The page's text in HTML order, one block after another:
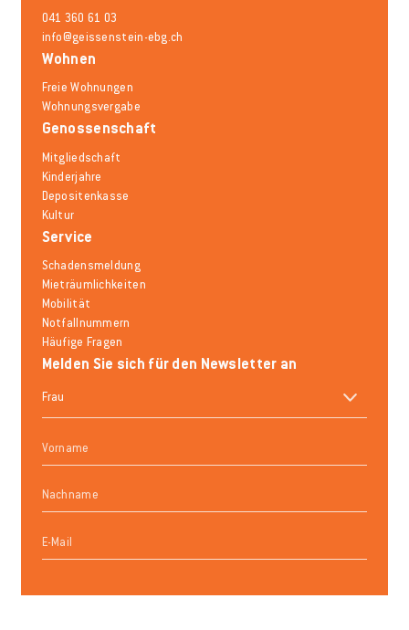
041 360 61 03
info@geissenstein-ebg.ch
Wohnen
Freie Wohnungen
Wohnungsvergabe
Genossenschaft
Mitgliedschaft
Kinderjahre
Depositenkasse
Kultur
Service
Schadensmeldung
Mieträumlichkeiten
Mobilität
Notfallnummern
Häufige Fragen
Melden Sie sich für den Newsletter an